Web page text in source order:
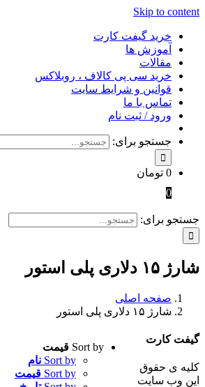
Skip to content
خرید گیفت کارت
آموزش ها
مقالات
خرید سی پی کالاف ، روبلاکس
قوانین و شرایط سایت
تماس با ما
ورود / ثبت نام
جستجو برای:
0 تومان
0
جستجو برای:
شارژ ۱۵ دلاری پلی استور
صفحه اصلی
شارژ ۱۵ دلاری پلی استور
Sort by قیمت
Sort by نام
Sort by قیمت
گیفت کارت
کلیه ی حقوق
این وب سایت